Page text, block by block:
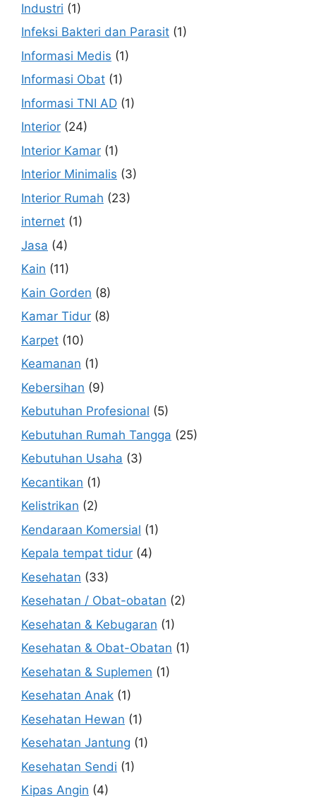
Industri (1)
Infeksi Bakteri dan Parasit (1)
Informasi Medis (1)
Informasi Obat (1)
Informasi TNI AD (1)
Interior (24)
Interior Kamar (1)
Interior Minimalis (3)
Interior Rumah (23)
internet (1)
Jasa (4)
Kain (11)
Kain Gorden (8)
Kamar Tidur (8)
Karpet (10)
Keamanan (1)
Kebersihan (9)
Kebutuhan Profesional (5)
Kebutuhan Rumah Tangga (25)
Kebutuhan Usaha (3)
Kecantikan (1)
Kelistrikan (2)
Kendaraan Komersial (1)
Kepala tempat tidur (4)
Kesehatan (33)
Kesehatan / Obat-obatan (2)
Kesehatan & Kebugaran (1)
Kesehatan & Obat-Obatan (1)
Kesehatan & Suplemen (1)
Kesehatan Anak (1)
Kesehatan Hewan (1)
Kesehatan Jantung (1)
Kesehatan Sendi (1)
Kipas Angin (4)